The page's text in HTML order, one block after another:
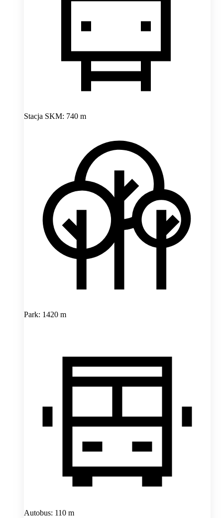
Stacja SKM: 740 m
Park: 1420 m
Autobus: 110 m